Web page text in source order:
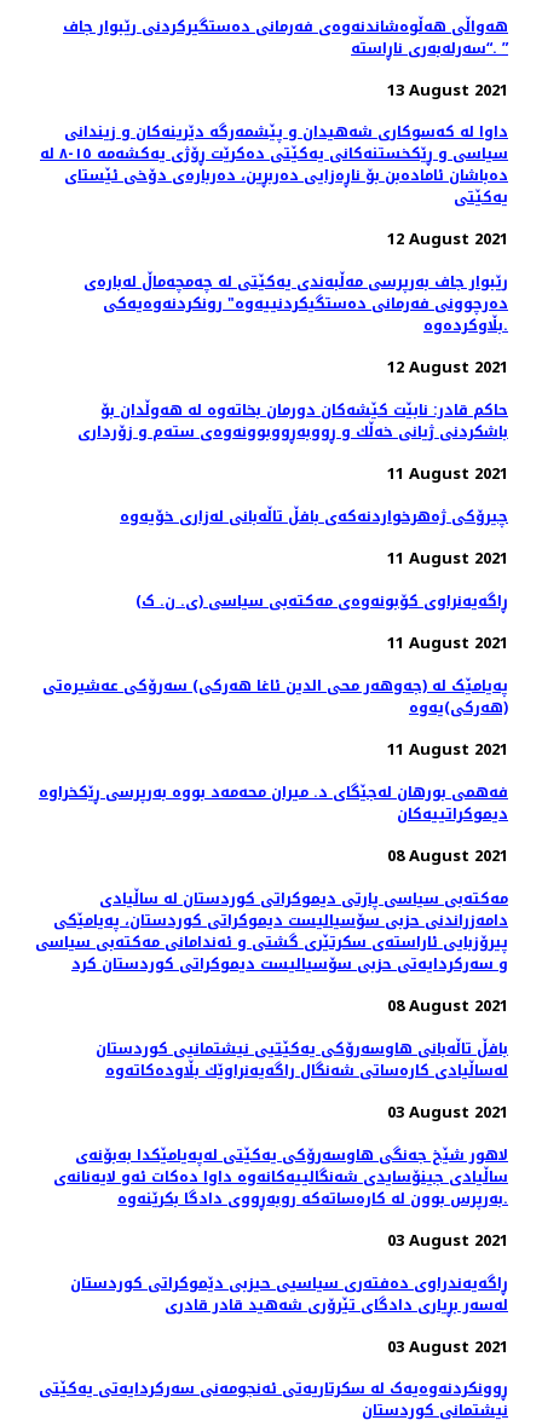
هەواڵی هەڵوەشاندنەوەی فەرمانی دەستگیركردنی رێبوار جاف
“سەرلەبەری ناڕاستە. ”
13 August 2021
داوا لە کەسوکاری شەهیدان و پێشمەرگە دێرینەکان و زیندانی
سیاسی و ڕێکخستنەکانی یەکێتی دەکرێت ڕۆژی یەکشەمە ١٥-٨ لە
دەباشان ئامادەبن بۆ ناڕەزایی دەربڕین، دەربارەی دۆخی ئێستای
یەکێتی
12 August 2021
رێبوار جاف به‌رپرسی مه‌ڵبه‌ندی یه‌كێتی له‌ چه‌مچه‌ماڵ له‌باره‌ی
ده‌رچوونی فه‌رمانی ده‌ستگیكردنییه‌وه‌" رونكردنه‌وه‌یه‌كی
بڵاوكرده‌وه‌.
12 August 2021
حاكم قادر: نابێت كێشەكان دورمان بخاتەوە لە هەوڵدان بۆ
باشكردنی ژیانی خەڵك و ڕووبەڕووبوونەوەی ستەم و زۆرداری
11 August 2021
چیرۆكی ژەهرخواردنەکەی بافڵ تاڵەبانی لەزاری خۆیەوە
11 August 2021
ڕاگەیەنراوى کۆبونەوەى مەکتەبى سیاسى (ی. ن. ک)
11 August 2021
پەیامێک لە (جەوهەر محی الدین ئاغا هەرکی) سەرۆکی عەشیرەتی
(هەرکی)یەوە
11 August 2021
فەهمی بورهان لەجێگای د. میران محەمەد بووە بەرپرسی ڕێکخراوە
دیموکراتییەکان
08 August 2021
مەکتەبی سیاسی پارتی دیموکراتی کوردستان له‌ ساڵیادی
دامەزراندنی حزبی سۆسیالیست دیموکراتی کوردستان، په‌یامێكی
پیرۆزبایی ئاراسته‌ی سکرتێری گشتی و ئەندامانی مەکتەبی سیاسی
و سەرکردایەتی حزبی سۆسیالیست دیموکراتی کوردستان كرد
08 August 2021
بافڵ تاڵه‌بانی هاوسه‌رۆكی یه‌كێتیی نیشتمانیی كوردستان
03 August 2021
لاهور شێخ جه‌نگی هاوسه‌رۆكی یه‌كێتی له‌په‌یامێكدا به‌بۆنه‌ی
ساڵیادی جینۆسایدی شه‌نگالییه‌كانه‌وه‌ داوا ده‌كات ئه‌و لایه‌نانه‌ی
به‌رپرس بوون له‌ كاره‌ساته‌كه‌ روبه‌ڕووی دادگا بكرێنه‌وه‌.
03 August 2021
ڕاگەیەندراوی دەفتەری سیاسیی حیزبی دێموکراتی کوردستان
لەسەر بڕیاری دادگای تێرۆری شەهید قادر قادری
03 August 2021
ڕوونکردنەوەیەک لە سکرتاریەتی ئەنجومەنی سەرکردایەتی یەکێتی
نیشتمانی کوردستان